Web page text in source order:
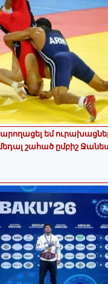
եմ
շահած ըմբիշ Ջանես